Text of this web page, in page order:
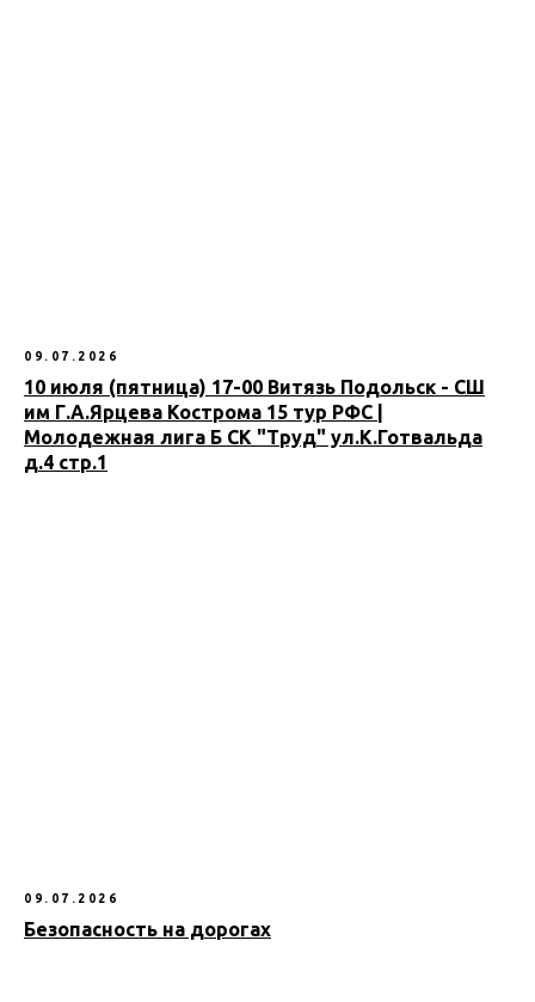
09.07.2026
10 июля (пятница) 17-00 Витязь Подольск - СШ
им Г.А.Ярцева Кострома 15 тур РФС |
Молодежная лига Б СК "Труд" ул.К.Готвальда
д.4 стр.1
09.07.2026
Безопасность на дорогах